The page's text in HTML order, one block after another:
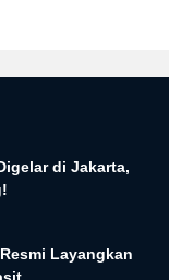
di Jakarta,
Layangkan